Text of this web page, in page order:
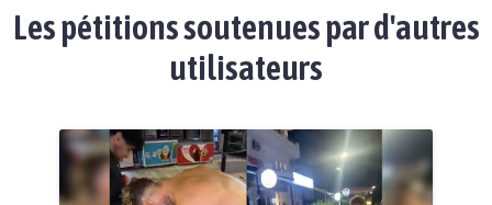
Les pétitions soutenues par d'autres
utilisateurs